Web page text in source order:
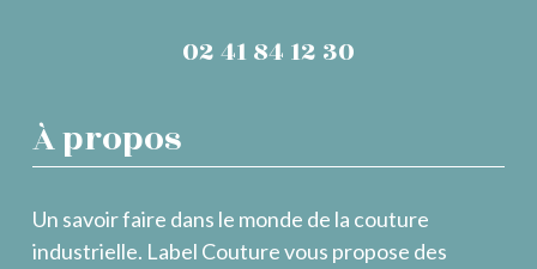
02 41 84 12 30
À propos
Un savoir faire dans le monde de la couture
industrielle. Label Couture vous propose des